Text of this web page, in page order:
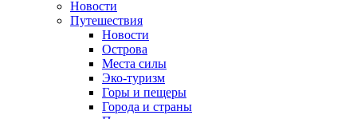
Новости
Путешествия
Новости
Острова
Места силы
Эко-туризм
Горы и пещеры
Города и страны